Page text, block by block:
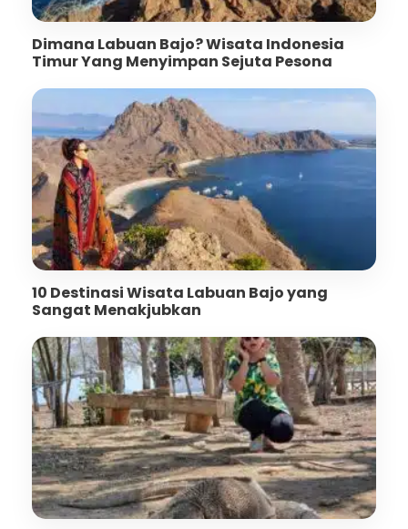
Dimana Labuan Bajo? Wisata Indonesia
Timur Yang Menyimpan Sejuta Pesona
10 Destinasi Wisata Labuan Bajo yang
Sangat Menakjubkan